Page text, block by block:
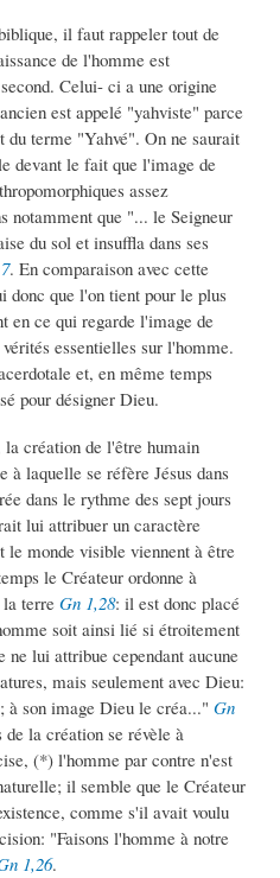
il faut rappeler tout de
de l'homme est
Celui- ci a une origine
est appelé "yahviste" parce
terme "Yahvé". On ne saurait
devant le fait que l'image de
assez
notamment que "... le Seigneur
du sol et insuffla dans ses
. En comparaison avec cette
que l'on tient pour le plus
en ce qui regarde l'image de
essentielles sur l'homme.
et, en même temps
pour désigner Dieu.
la création de l'être humain
laquelle se réfère Jésus dans
dans le rythme des sept jours
lui attribuer un caractère
le monde visible viennent à être
le Créateur ordonne à
terre Gn 1,28: il est donc placé
soit ainsi lié si étroitement
lui attribue cependant aucune
mais seulement avec Dieu:
à son image Dieu le créa..." Gn
la création se révèle à
(*) l'homme par contre n'est
il semble que le Créateur
comme s'il avait voulu
"Faisons l'homme à notre
1,26.